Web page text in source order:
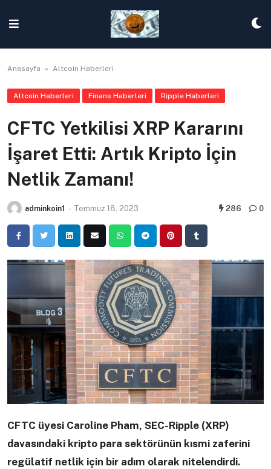
content
Anasayfa » Altcoin Haberleri
Altcoin Haberleri Finans Haberleri Ripple Haberleri
CFTC Yetkilisi XRP Kararını
İşaret Etti: Artık Kripto İçin
Netlik Zamanı!
adminkoin1 - Temmuz 18, 2023 286 0
CFTC üyesi Caroline Pham, SEC-Ripple (XRP)
davasındaki kripto para sektörünün kısmi zaferini
regülatif netlik için bir adım olarak nitelendirdi.